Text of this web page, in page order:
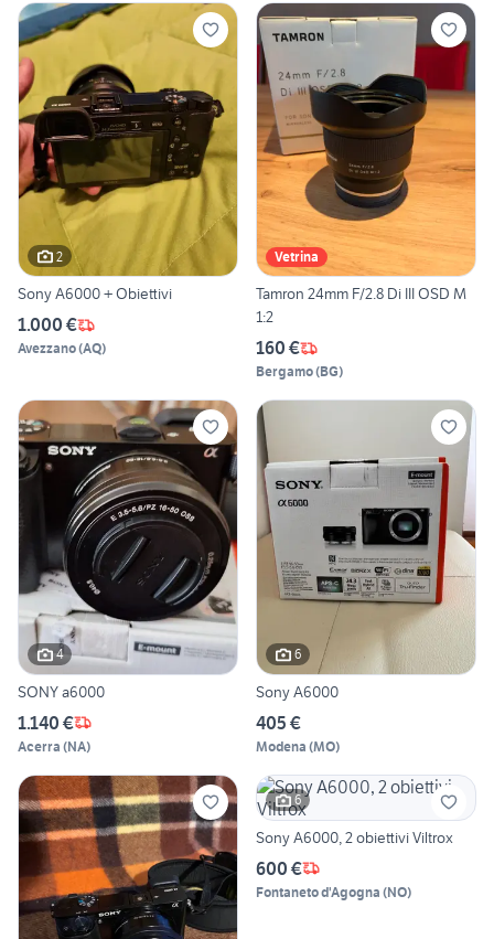
2
Sony A6000 + Obiettivi
1.000 €
Avezzano(AQ)
Vetrina
Tamron 24mm F/2.8 Di III OSD M
1:2
160 €
Bergamo(BG)
4
SONY a6000
1.140 €
Acerra (NA)
6
Sony A6000
405 €
Modena (MO)
6
Sony A6000, 2 obiettivi Viltrox
600 €
Fontaneto d'Agogna (NO)